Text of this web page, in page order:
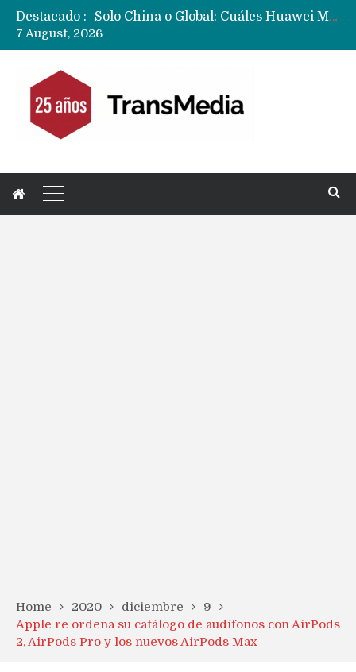
Destacado :
Data Centers de Huawei en Chile, México, Brasil,Perú y Argentina podrían verse afectados por arremetida de EE.UU
7 August, 2026
Home 2020 diciembre
9
Apple re ordena su catálogo de audífonos con AirPods
2, AirPods Pro y los nuevos AirPods Max